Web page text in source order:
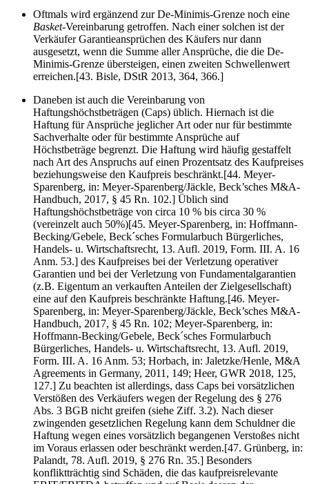
Oftmals wird ergänzend zur De-Minimis-Grenze noch eine
Basket-Vereinbarung getroffen. Nach einer solchen ist der
Verkäufer Garantieansprüchen des Käufers nur dann
ausgesetzt, wenn die Summe aller Ansprüche, die die De-
Minimis-Grenze übersteigen, einen zweiten Schwellenwert
erreichen.[43. Bisle, DStR 2013, 364, 366.]
Daneben ist auch die Vereinbarung von
Haftungshöchstbeträgen (Caps) üblich. Hiernach ist die
Haftung für Ansprüche jeglicher Art oder nur für bestimmte
Sachverhalte oder für bestimmte Ansprüche auf
Höchstbeträge begrenzt. Die Haftung wird häufig gestaffelt
nach Art des Anspruchs auf einen Prozentsatz des Kaufpreises
beziehungsweise den Kaufpreis beschränkt.[44. Meyer-
Sparenberg, in: Meyer-Sparenberg/Jäckle, Beck’sches M&A-
Handbuch, 2017, § 45 Rn. 102.] Üblich sind
Haftungshöchstbeträge von circa 10 % bis circa 30 %
(vereinzelt auch 50%)[45. Meyer-Sparenberg, in: Hoffmann-
Becking/Gebele, Beck´sches Formularbuch Bürgerliches,
Handels- u. Wirtschaftsrecht, 13. Aufl. 2019, Form. III. A. 16
Anm. 53.] des Kaufpreises bei der Verletzung operativer
Garantien und bei der Verletzung von Fundamentalgarantien
(z.B. Eigentum an verkauften Anteilen der Zielgesellschaft)
eine auf den Kaufpreis beschränkte Haftung.[46. Meyer-
Sparenberg, in: Meyer-Sparenberg/Jäckle, Beck’sches M&A-
Handbuch, 2017, § 45 Rn. 102; Meyer-Sparenberg, in:
Hoffmann-Becking/Gebele, Beck´sches Formularbuch
Bürgerliches, Handels- u. Wirtschaftsrecht, 13. Aufl. 2019,
Form. III. A. 16 Anm. 53; Horbach, in: Jaletzke/Henle, M&A
Agreements in Germany, 2011, 149; Heer, GWR 2018, 125,
127.] Zu beachten ist allerdings, dass Caps bei vorsätzlichen
Verstößen des Verkäufers wegen der Regelung des § 276
Abs. 3 BGB nicht greifen (siehe Ziff. 3.2). Nach dieser
zwingenden gesetzlichen Regelung kann dem Schuldner die
Haftung wegen eines vorsätzlich begangenen Verstoßes nicht
im Voraus erlassen oder beschränkt werden.[47. Grünberg, in:
Palandt, 78. Aufl. 2019, § 276 Rn. 35.] Besonders
konfliktträchtig sind Schäden, die das kaufpreisrelevante